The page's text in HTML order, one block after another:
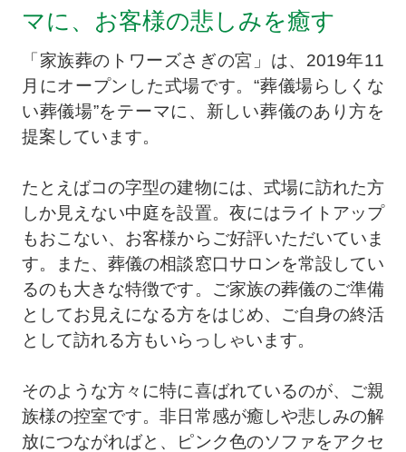
マに、お客様の悲しみを癒す
「家族葬のトワーズさぎの宮」は、2019年11
月にオープンした式場です。“葬儀場らしくな
い葬儀場”をテーマに、新しい葬儀のあり方を
提案しています。
たとえばコの字型の建物には、式場に訪れた方
しか見えない中庭を設置。夜にはライトアップ
もおこない、お客様からご好評いただいていま
す。また、葬儀の相談窓口サロンを常設してい
るのも大きな特徴です。ご家族の葬儀のご準備
としてお見えになる方をはじめ、ご自身の終活
として訪れる方もいらっしゃいます。
そのような方々に特に喜ばれているのが、ご親
族様の控室です。非日常感が癒しや悲しみの解
放につながればと、ピンク色のソファをアクセ